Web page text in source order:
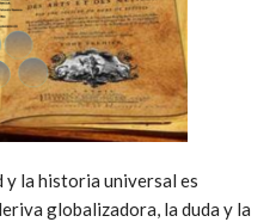
y la historia universal es
globalizadora, la duda y la